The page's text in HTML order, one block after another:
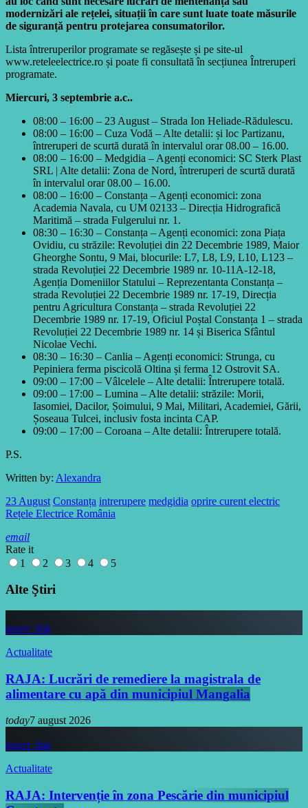
modernizări ale rețelei, situații în care sunt luate toate măsurile
de siguranță pentru protejarea consumatorilor.
Lista întreruperilor programate se regăsește și pe site-ul
www.reteleelectrice.ro și poate fi consultată în secțiunea Întreruperi
programate.
Miercuri, 3 septembrie a.c..
08:00 – 16:00 – 23 August – Strada Ion Heliade-Rădulescu.
08:00 – 16:00 – Cuza Vodă – Alte detalii: și loc Partizanu,
întreruperi de scurtă durată în intervalul orar 08.00 – 16.00.
08:00 – 16:00 – Medgidia – Agenți economici: SC Sterk Plast
SRL | Alte detalii: Zona de Nord, întreruperi de scurtă durată
în intervalul orar 08.00 – 16.00.
08:00 – 16:00 – Constanța – Agenți economici: zona
Academia Navala, cu UM 02133 – Direcția Hidrografică
Maritimă – strada Fulgerului nr. 1.
08:30 – 16:30 – Constanța – Agenți economici: zona Piața
Ovidiu, cu străzile: Revoluției din 22 Decembrie 1989, Maior
Gheorghe Sontu, 9 Mai, blocurile: L7, L8, L9, L10, L123 –
strada Revoluției 22 Decembrie 1989 nr. 10-11A-12-18,
Agenția Domeniilor Statului – Reprezentanta Constanța –
strada Revoluției 22 Decembrie 1989 nr. 17-19, Direcția
pentru Agricultura Constanța – strada Revoluției 22
Decembrie 1989 nr. 17-19, Oficiul Poștal Constanța 1 – strada
Revoluției 22 Decembrie 1989 nr. 14 și Biserica Sfântul
Nicolae Vechi.
08:30 – 16:30 – Canlia – Agenți economici: Strunga, cu
Pepiniera ferma piscicolă Oltina și ferma 12 Ostrovit SA.
09:00 – 17:00 – Vâlcelele – Alte detalii: Întrerupere totală.
09:00 – 17:00 – Lumina – Alte detalii: străzile: Morii,
Iasomiei, Dacilor, Șoimului, 9 Mai, Militari, Academiei, Gării,
Șoseaua Tulcei, inclusiv fosta incinta CAP.
09:00 – 17:00 – Coroana – Alte detalii: Întrerupere totală.
P.S.
Written by: Alexandra
23 August Constanța intrerupere medgidia oprire curent electric
Rețele Electrice România
email
Rate it
1
2 3 4 5
Alte Ştiri
insert_link
Actualitate
RAJA: Lucrări de remediere la magistrala de
alimentare cu apă din municipiul Mangalia
today7 august 2026
insert_link
Actualitate
RAJA: Intervenție în zona Pescărie din municipiul